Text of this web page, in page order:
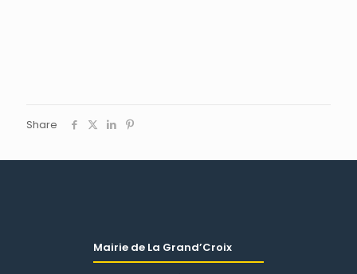
Share
Mairie de La Grand’Croix